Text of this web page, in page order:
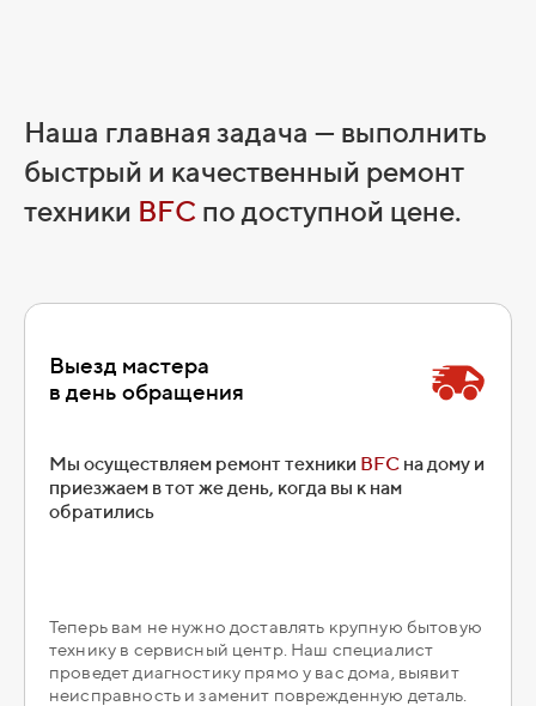
Наша главная задача — выполнить
быстрый и качественный ремонт
техники BFC по доступной цене.
Выезд мастера
в день обращения
Мы осуществляем ремонт техники BFC на дому и
приезжаем в тот же день, когда вы к нам
обратились
Теперь вам не нужно доставлять крупную бытовую
технику в сервисный центр. Наш специалист
проведет диагностику прямо у вас дома, выявит
неисправность и заменит поврежденную деталь.